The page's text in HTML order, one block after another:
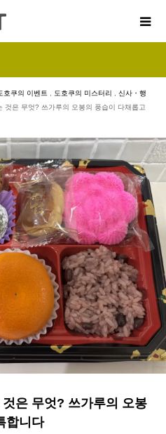
호쿠의 이벤트 도호쿠의 미스터리
신사・행
것은 무엇? 쓰가루의 오봉의 풍습이 다채롭고
것은 무엇? 쓰가루의 오봉
합니다